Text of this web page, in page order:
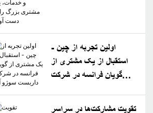
اولین تجربه از چین -
استقبال از یک مشتری از
گویان فرانسه در شرکت
تقویت مشارکت‌ها در سراسر